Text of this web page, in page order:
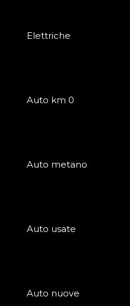
Elettriche
Auto km 0
Auto metano
Auto usate
Auto nuove